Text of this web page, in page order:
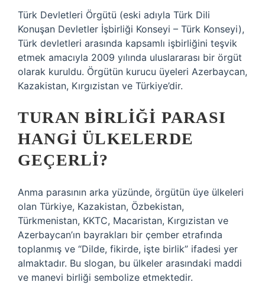
Türk Devletleri Örgütü (eski adıyla Türk Dili
Konuşan Devletler İşbirliği Konseyi – Türk Konseyi),
Türk devletleri arasında kapsamlı işbirliğini teşvik
etmek amacıyla 2009 yılında uluslararası bir örgüt
olarak kuruldu. Örgütün kurucu üyeleri Azerbaycan,
Kazakistan, Kırgızistan ve Türkiye’dir.
TURAN BIRLIĞI PARASI
HANGI ÜLKELERDE
GEÇERLI?
Anma parasının arka yüzünde, örgütün üye ülkeleri
olan Türkiye, Kazakistan, Özbekistan,
Türkmenistan, KKTC, Macaristan, Kırgızistan ve
Azerbaycan’ın bayrakları bir çember etrafında
toplanmış ve “Dilde, fikirde, işte birlik” ifadesi yer
almaktadır. Bu slogan, bu ülkeler arasındaki maddi
ve manevi birliği sembolize etmektedir.